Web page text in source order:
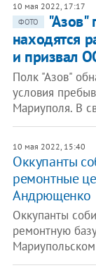
10 мая 2022, 17:17
ФОТО
"Азов"
находятся
и призвал
Полк "Азов"
условия
Мариуполя. В
10 мая 2022, 15:40
Оккупанты
ремонтные
Андрющенко
Оккупанты
ремонтную